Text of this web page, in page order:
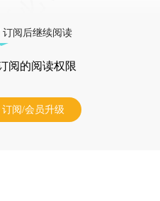
订阅后继续阅读
阅的阅读权限
订阅/会员升级